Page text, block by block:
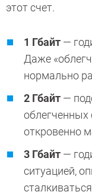
этот счет.
1 Гбайт —
Даже
нормально
2 Гбайт —
облегченных
откровенно
3 Гбайт —
ситуацией,